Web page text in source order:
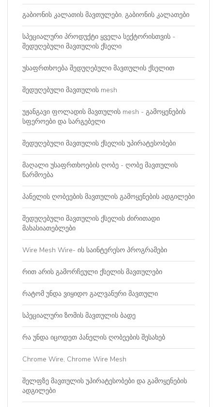
გაბიონის კალათის მავთულები, გაბიონის კალათები
სპეციალური პროდუქტი ყველა სექტორისთვის -
შედუღებული მავთულის ქსელი
უსაფრთხოება შედუღებული მავთულის ქსელით
შედუღებული მავთულის mesh
უჟანგავი ფოლადის მავთულის mesh - გამოყენების
სფეროები და სარგებელი
შედუღებული მავთულის ქსელის უპირატესობები
მაღალი უსაფრთხოების ღობე - ღობე მავთულის
წარმოება
პანელის ღობეების მავთულის გამოყენების ადგილები
შედუღებული მავთულის ქსელის ძირითადი
მახასიათებლები
Wire Mesh Wire- ის საინტერესო პროგრამები
რით არის გამორჩეული ქსელის მავთულები
რატომ უნდა ვიყიდო გალვანური მავთული
სპეციალური ზომის მავთულის ბადე
რა უნდა იცოდეთ პანელის ღობეების შესახებ
Chrome Wire, Chrome Wire Mesh
შელფზე მავთულის უპირატესობები და გამოყენების
ადგილები